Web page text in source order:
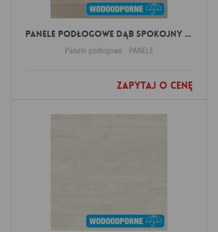
Panele Podłogowe Dąb Spokojny Jasny IMU1854 AC5 12 mm
Panele podłogowe PANELE
Zapytaj o cenę
Dodaj do ulubionych